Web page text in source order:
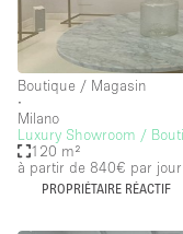
Boutique / Magasin
∙
Milano
Luxury Showroom /
120 m²
à partir de 840€ par jour
PROPRIÉTAIRE RÉACTIF